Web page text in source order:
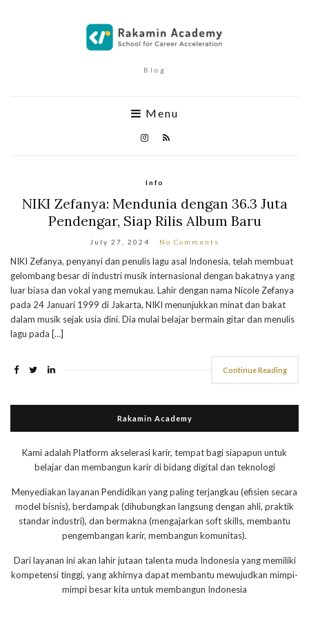
Blog
Menu
Info
NIKI Zefanya: Mendunia dengan 36.3 Juta
Pendengar, Siap Rilis Album Baru
July 27, 2024 No Comments
NIKI Zefanya, penyanyi dan penulis lagu asal Indonesia, telah membuat
gelombang besar di industri musik internasional dengan bakatnya yang
luar biasa dan vokal yang memukau. Lahir dengan nama Nicole Zefanya
pada 24 Januari 1999 di Jakarta, NIKI menunjukkan minat dan bakat
dalam musik sejak usia dini. Dia mulai belajar bermain gitar dan menulis
lagu pada […]
Continue Reading
Rakamin Academy
Kami adalah Platform akselerasi karir, tempat bagi siapapun untuk
belajar dan membangun karir di bidang digital dan teknologi
Menyediakan layanan Pendidikan yang paling terjangkau (efisien secara
model bisnis), berdampak (dihubungkan langsung dengan ahli, praktik
standar industri), dan bermakna (mengajarkan soft skills, membantu
pengembangan karir, membangun komunitas).
Dari layanan ini akan lahir jutaan talenta muda Indonesia yang memiliki
kompetensi tinggi, yang akhirnya dapat membantu mewujudkan mimpi-
mimpi besar kita untuk membangun Indonesia